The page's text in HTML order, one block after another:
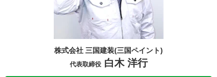
株式会社 三国建装(三国ペイント)
代表取締役白木 洋行